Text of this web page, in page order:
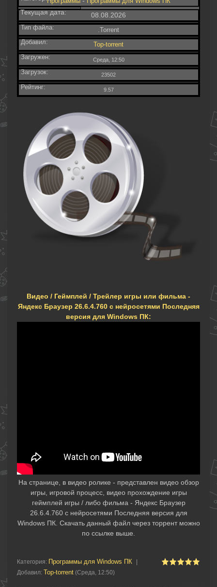
Текущая дата: 08.08.2026
Тип файла:
.Torrent
Добавил:
Top-torrent
Загружен:
Среда, 12:50
Загрузок: 23502
Рейтинг: 9.57
Видео / Геймплей / Трейлер игры или фильма -
Яндекс Браузер 26.6.4.760 с нейросетями Последняя
версия для Windows ПК:
На странице, в видео ролике - представлен видео обзор
игры, игровой процесс, видео прохождение игры
геймплей игры / либо фильма - Яндекс Браузер
26.6.4.760 с нейросетями Последняя версия для
Windows ПК. Скачать данный файл через торрент можно
по ссылке выше.
Категория: Программы для Windows ПК
Добавил: Top-torrent (Среда, 12:50)